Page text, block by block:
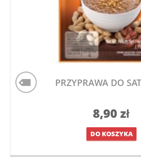
PRZYPRAWA DO
8,90zł
DO KOSZYKA